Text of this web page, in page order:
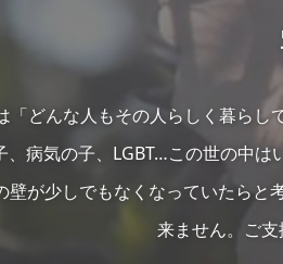
「どんな人もその人らしく暮ら
、病気の子、LGBT…この世の中
壁が少しでもなくなっていたら
来ません。ご支